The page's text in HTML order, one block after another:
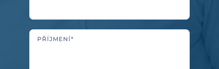
PŘÍJMENÍ*